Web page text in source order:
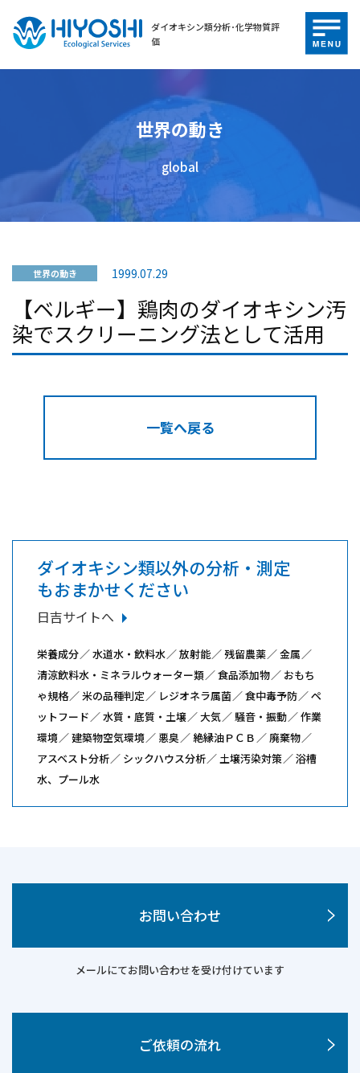
ダイオキシン類分析･化学物質評
価
世界の動き
global
世界の動き 1999.07.29
【ベルギー】鶏肉のダイオキシン汚
染でスクリーニング法として活用
一覧へ戻る
ダイオキシン類以外の分析・測定
もおまかせください
日吉サイトへ
栄養成分 水道水・飲料水 放射能 残留農薬
金属
清涼飲料水・ミネラルウォーター類
食品添加物
おもち
ゃ規格
米の品種判定 レジオネラ属菌 食中毒予防
ペ
ットフード
水質・底質・土壌 大気 騒音・振動
作業
環境
建築物空気環境 悪臭 絶縁油ＰＣＢ
廃棄物
アスベスト分析
シックハウス分析 土壌汚染対策
浴槽
水、プール水
お問い合わせ
メールにてお問い合わせを受け付けています
ご依頼の流れ